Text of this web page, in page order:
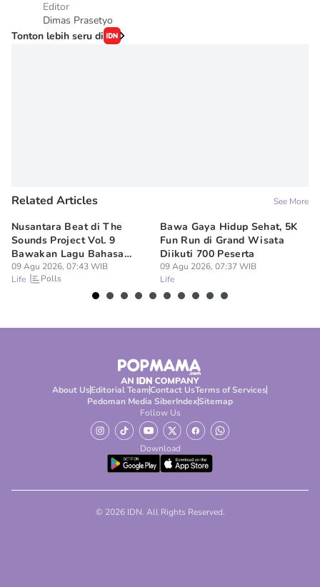
Editor
Dimas Prasetyo
Tonton lebih seru di
Related Articles See More
Nusantara Beat di The
Sounds Project Vol. 9
Bawakan Lagu Bahasa
Sunda!
09 Agu 2026, 07:43 WIB
Life
Polls
Bawa Gaya Hidup Sehat, 5K
Fun Run di Grand Wisata
Diikuti 700 Peserta
09 Agu 2026, 07:37 WIB
Life
About UsEditorial TeamContact UsTerms of Services
Pedoman Media SiberIndexSitemap
Follow Us
Download
© 2026 IDN. All Rights Reserved.